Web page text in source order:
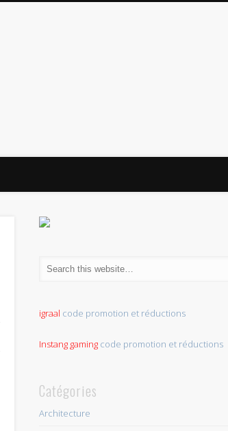
igraal code promotion et réductions
Instang gaming code promotion et réductions
Catégories
Architecture